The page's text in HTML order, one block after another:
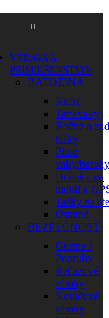
VÝBAVA A
PRÍSLUŠENSTVO
BATOŽINA
Kufre
Tankvaky
Bočné a
tašky
Pitné
vaky/batohy
Držiaky na
mobil a
Tašky na
Ostatné
BEZPEČNOSŤ
Gurtne /
Popruhy
Reťazové
zámky
Kotúčové
zámky